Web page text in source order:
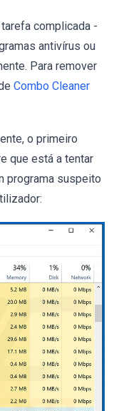
complicada -
antivírus ou
Para remover
Combo Cleaner
o primeiro
que está a tentar
programa suspeito